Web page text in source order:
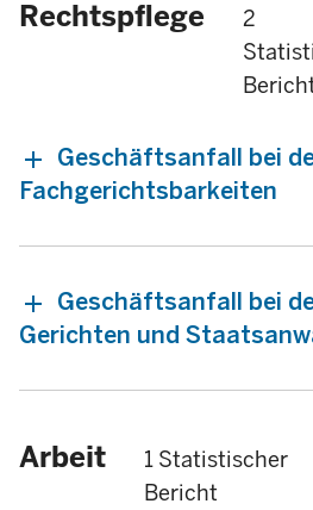
Rechtspflege
2
Geschäftsanfall bei
Fachgerichtsbarkeiten
Geschäftsanfall bei
Gerichten und
Arbeit
1 Statistischer
Bericht